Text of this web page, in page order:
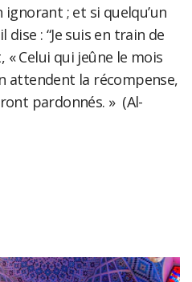
; et si quelqu’un
dise : “Je suis en train de
« Celui qui jeûne le mois
attendent la récompense,
pardonnés. » (Al-